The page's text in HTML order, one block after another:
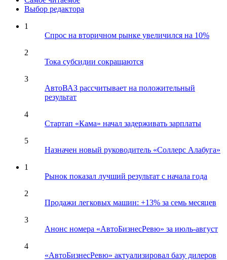
Выбор редактора
1
Спрос на вторичном рынке увеличился на 10%
2
Тока субсидии сокращаются
3
АвтоВАЗ рассчитывает на положительный
результат
4
Стартап «Кама» начал задерживать зарплаты
5
Назначен новый руководитель «Соллерс Алабуга»
1
Рынок показал лучший результат с начала года
2
Продажи легковых машин: +13% за семь месяцев
3
Анонс номера «АвтоБизнесРевю» за июль-август
4
«АвтоБизнесРевю» актуализировал базу дилеров